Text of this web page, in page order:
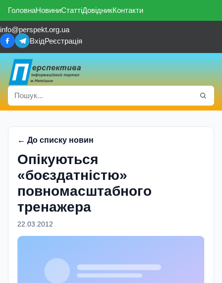
ГоловнаНовиниСтаттіДовідникКонтакти
info@perspekt.org.ua
ВхідРеєстрація
← До списку новин
Опікуються
«боєздатністю»
повномасштабного
тренажера
22.03.2012